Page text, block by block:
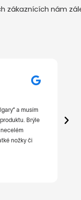
zákaznících nám
a musím
Brýle
nožky či